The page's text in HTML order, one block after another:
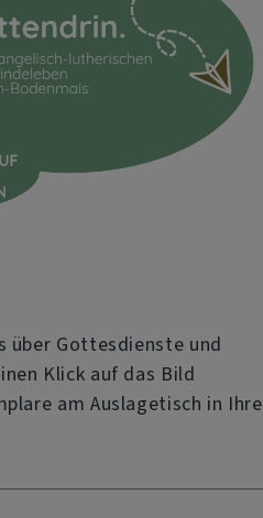
über Gottesdienste und
Klick auf das Bild
am Auslagetisch in